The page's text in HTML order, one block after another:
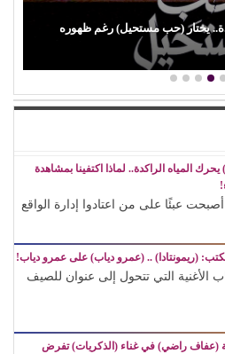
أثناء تصوير (فيزا) ورسالة مؤثرة
المياه الراكدة.. لماذا اكتفينا بمشاهدة
أصبحت عبئًا على من اعتادوا إدارة الواقع
(ريمونتادا) .. (عمرو دياب) على عمرو دياب!
الأغنية التي تتحول إلى عنوان للصيف
(عفاف راضي) في غناء (الذكريات) تفرض